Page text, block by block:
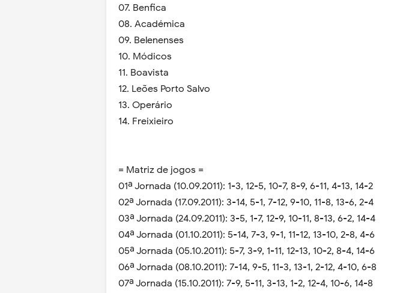
07. Benfica
08. Académica
09. Belenenses
10. Módicos
11. Boavista
12. Leões Porto Salvo
13. Operário
14. Freixieiro
= Matriz de jogos =
01ª Jornada (10.09.2011): 1-3, 12-5, 10-7, 8-9, 6-11, 4-13, 14-2
02ª Jornada (17.09.2011): 3-14, 5-1, 7-12, 9-10, 11-8, 13-6, 2-4
03ª Jornada (24.09.2011): 3-5, 1-7, 12-9, 10-11, 8-13, 6-2, 14-4
04ª Jornada (01.10.2011): 5-14, 7-3, 9-1, 11-12, 13-10, 2-8, 4-6
05ª Jornada (05.10.2011): 5-7, 3-9, 1-11, 12-13, 10-2, 8-4, 14-6
06ª Jornada (08.10.2011): 7-14, 9-5, 11-3, 13-1, 2-12, 4-10, 6-8
07ª Jornada (15.10.2011): 7-9, 5-11, 3-13, 1-2, 12-4, 10-6, 14-8